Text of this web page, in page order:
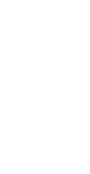
har sparat och